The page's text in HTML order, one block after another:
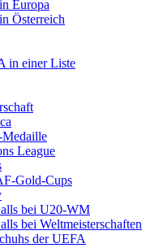
Europa
Österreich
in einer Liste
League
Gold-Cups
bei U20-WM
bei Weltmeisterschaften
der UEFA